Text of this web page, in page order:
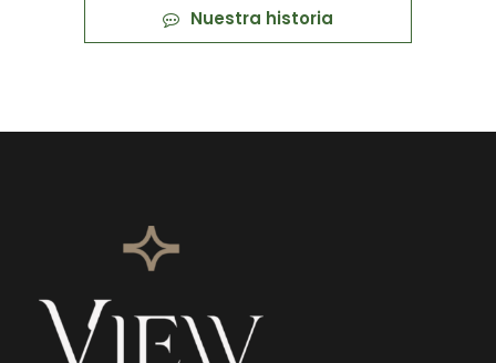
Nuestra historia